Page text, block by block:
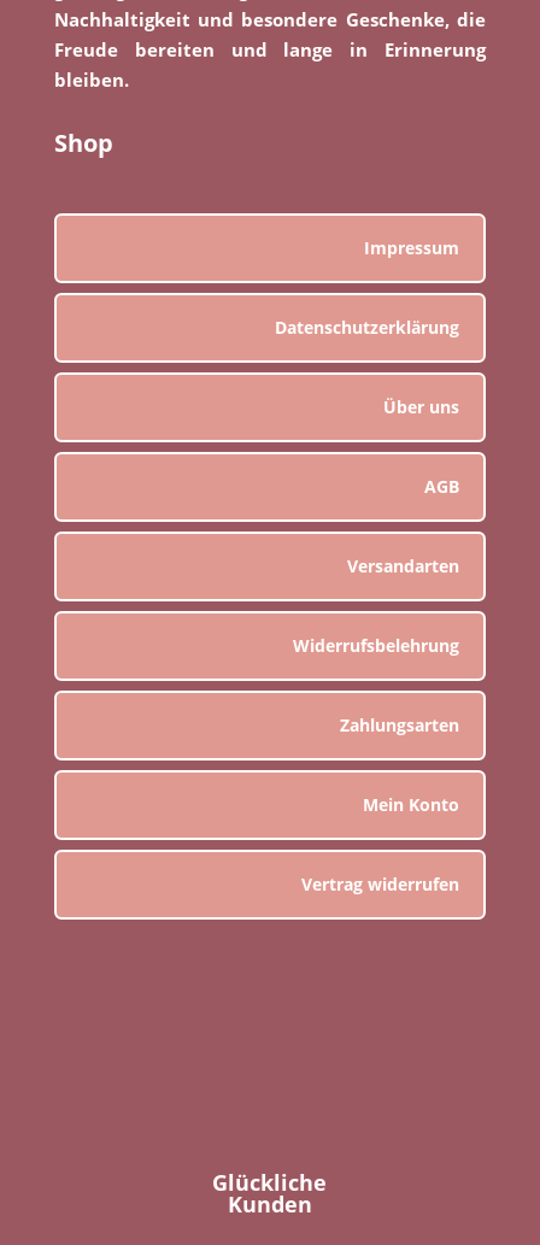
Nachhaltigkeit und besondere Geschenke, die
Freude bereiten und lange in Erinnerung
bleiben.
Shop
Impressum
Datenschutzerklärung
Über uns
AGB
Versandarten
Widerrufsbelehrung
Zahlungsarten
Mein Konto
Vertrag widerrufen
Glückliche
Kunden